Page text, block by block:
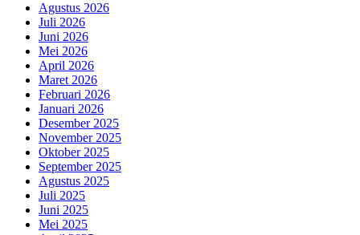
Agustus 2026
Juli 2026
Juni 2026
Mei 2026
April 2026
Maret 2026
Februari 2026
Januari 2026
Desember 2025
November 2025
Oktober 2025
September 2025
Agustus 2025
Juli 2025
Juni 2025
Mei 2025